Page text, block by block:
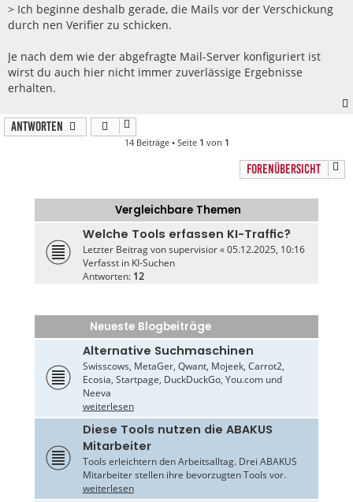
> Ich beginne deshalb gerade, die Mails vor der Verschickung
durch nen Verifier zu schicken.
Je nach dem wie der abgefragte Mail-Server konfiguriert ist
wirst du auch hier nicht immer zuverlässige Ergebnisse
erhalten.
Antworten
14 Beiträge • Seite 1 von 1
FORENÜBERSICHT
Vergleichbare Themen
Welche Tools erfassen KI-Traffic?
Letzter Beitrag vonsupervisior«05.12.2025, 10:16
Verfasst in KI-Suchen
Antworten: 12
Neueste Blogbeiträge
Alternative Suchmaschinen
Swisscows, MetaGer, Qwant, Mojeek, Carrot2,
Ecosia, Startpage, DuckDuckGo, You.com und
Neeva
weiterlesen
Diese Tools nutzen die ABAKUS
Mitarbeiter
Tools erleichtern den Arbeitsalltag. Drei ABAKUS
Mitarbeiter stellen ihre bevorzugten Tools vor.
weiterlesen